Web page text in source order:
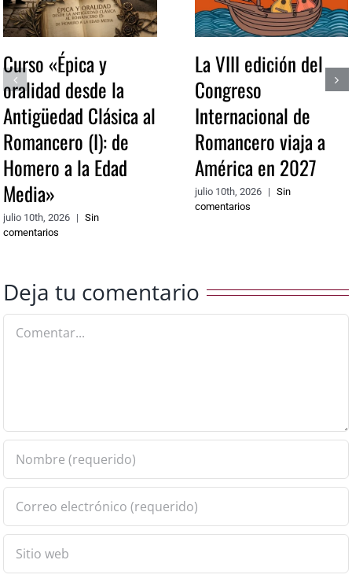
Curso «Épica y
oralidad desde la
Antigüedad Clásica al
Romancero (I): de
Homero a la Edad
Media»
julio 10th, 2026 |
Sin
comentarios
La VIII edición del
Congreso
Internacional de
Romancero viaja a
América en 2027
julio 10th, 2026 | Sin
comentarios
Deja tu comentario